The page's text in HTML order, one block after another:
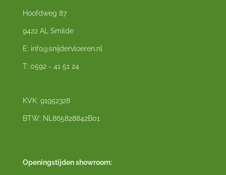
Hoofdweg 87
9422 AL Smilde
E: info@snijdervloeren.nl
T: 0592 - 41 51 24
KVK: 91952328
BTW: NL865828842B01
Openingstijden showroom: